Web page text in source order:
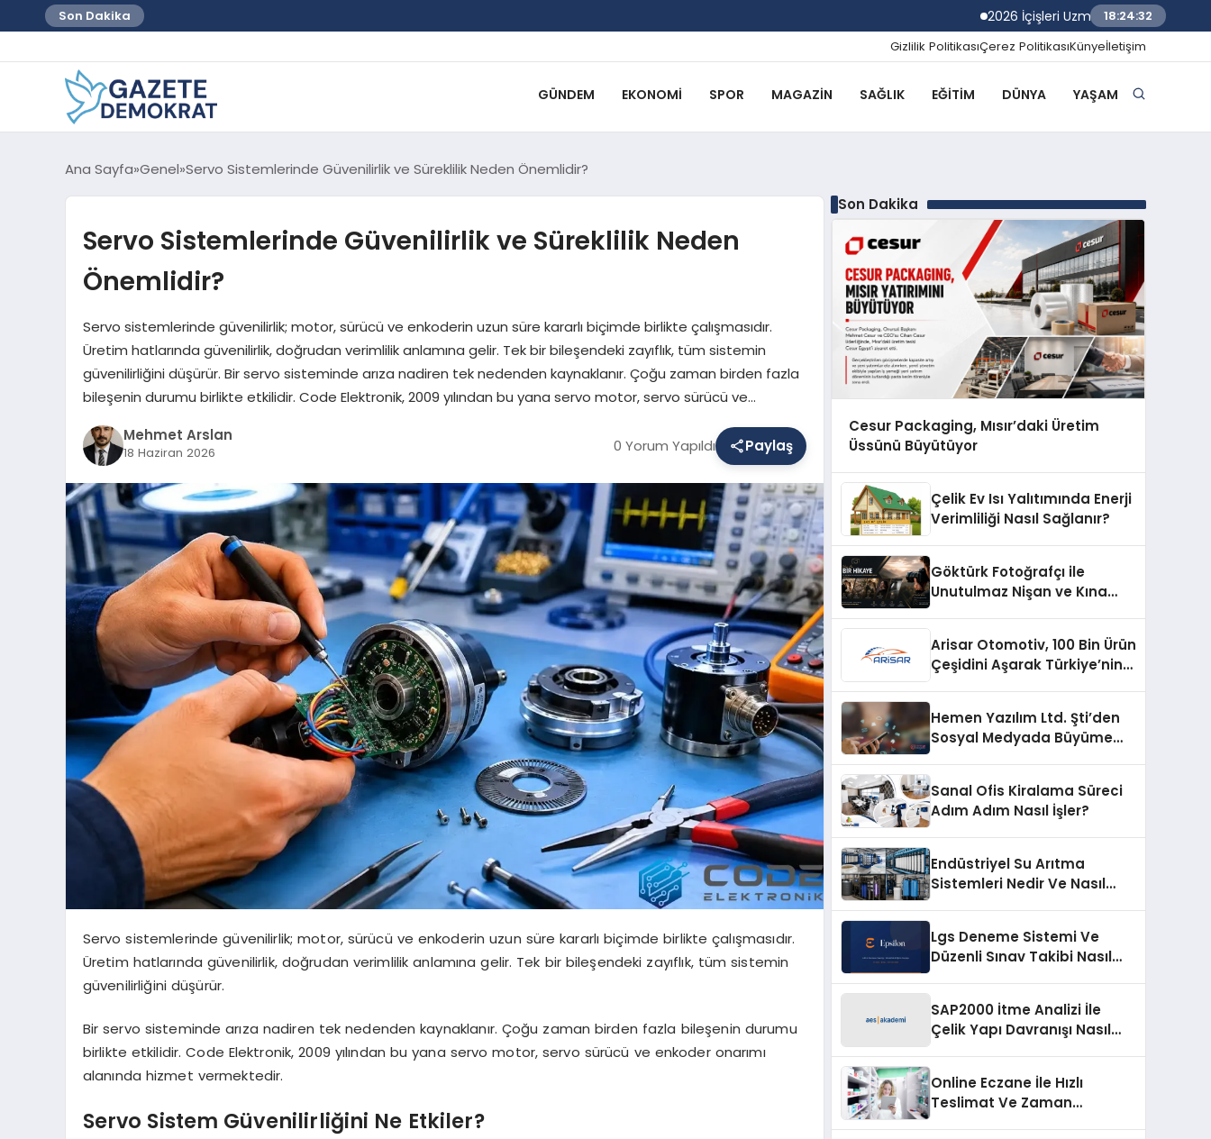
Son Dakika 2026 İçişleri Uzman Yardımcılığı Sınav
18:24:33
Gizlilik PolitikasıÇerez PolitikasıKünyeİletişim
GÜNDEM EKONOMI SPOR MAGAZIN SAĞLIK EĞITIM DÜNYA YAŞAM
Ana Sayfa Genel Servo Sistemlerinde Güvenilirlik ve Süreklilik Neden Önemlidir?
Servo Sistemlerinde Güvenilirlik ve Süreklilik Neden
Önemlidir?
Servo sistemlerinde güvenilirlik; motor, sürücü ve enkoderin uzun süre kararlı biçimde birlikte çalışmasıdır.
Üretim hatlarında güvenilirlik, doğrudan verimlilik anlamına gelir. Tek bir bileşendeki zayıflık, tüm sistemin
güvenilirliğini düşürür. Bir servo sisteminde arıza nadiren tek nedenden kaynaklanır. Çoğu zaman birden fazla
bileşenin durumu birlikte etkilidir. Code Elektronik, 2009 yılından bu yana servo motor, servo sürücü ve…
Mehmet Arslan
18 Haziran 2026 0 Yorum Yapıldı Paylaş
Servo sistemlerinde güvenilirlik; motor, sürücü ve enkoderin uzun süre kararlı biçimde birlikte çalışmasıdır.
Üretim hatlarında güvenilirlik, doğrudan verimlilik anlamına gelir. Tek bir bileşendeki zayıflık, tüm sistemin
güvenilirliğini düşürür.
Bir servo sisteminde arıza nadiren tek nedenden kaynaklanır. Çoğu zaman birden fazla bileşenin durumu
birlikte etkilidir. Code Elektronik, 2009 yılından bu yana servo motor, servo sürücü ve enkoder onarımı
alanında hizmet vermektedir.
Servo Sistem Güvenilirliğini Ne Etkiler?
Son Dakika
Cesur Packaging, Mısır’daki Üretim
Üssünü Büyütüyor
Çelik Ev Isı Yalıtımında Enerji
Verimliliği Nasıl Sağlanır?
Göktürk Fotoğrafçı ile
Unutulmaz Nişan ve Kına
Arisar Otomotiv, 100 Bin Ürün
Çeşidini Aşarak Türkiye’nin
Platformlarından Biri Oldu
Hemen Yazılım Ltd. Şti’den
Sosyal Medyada Büyüme
Talep Rekor Kırıyor
Sanal Ofis Kiralama Süreci
Adım Adım Nasıl İşler?
Endüstriyel Su Arıtma
Sistemleri Nedir Ve Nasıl
Lgs Deneme Sistemi Ve
Düzenli Sınav Takibi Nasıl
SAP2000 İtme Analizi İle
Çelik Yapı Davranışı Nasıl
Online Eczane İle Hızlı
Teslimat Ve Zaman